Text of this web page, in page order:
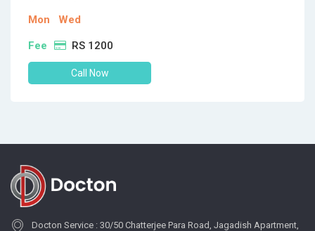
Mon Wed
Fee RS 1200
Call Now
Docton Service : 30/50 Chatterjee Para Road, Jagadish Apartment,